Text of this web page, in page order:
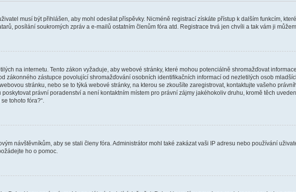
musí být přihlášen, aby mohl odesílat příspěvky. Nicméně registrací získáte přístup k dalším funkcím,
posílání soukromých zpráv a e-mailů ostatním členům fóra atd. Registrace trvá jen chvíli a tak vám ji
na internetu. Tento zákon vyžaduje, aby webové stránky, které mohou potenciálně shromažďovat
zákonného zástupce povolující shromažďování osobních identifikačních informací od nezletilých osob
stránku, nebo se to týká webové stránky, na kterou se zkoušíte zaregistrovat, kontaktujte vašeho
právní poradenství a není kontaktním místem pro právní zájmy jakéhokoliv druhu, kromě těch
tohoto fóra?“.
návštěvníkům, aby se stali členy fóra. Administrátor mohl také zakázat vaši IP adresu nebo používání
ho o pomoc.